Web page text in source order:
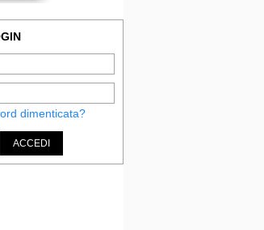
dimenticata?
ACCEDI